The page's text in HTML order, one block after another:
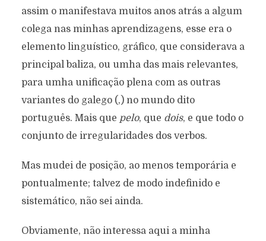
assim o manifestava muitos anos atrás a algum
colega nas minhas aprendizagens, esse era o
elemento linguístico, gráfico, que considerava a
principal baliza, ou umha das mais relevantes,
para umha unificação plena com as outras
variantes do galego (,) no mundo dito
português. Mais que pelo, que dois, e que todo o
conjunto de irregularidades dos verbos.
Mas mudei de posição, ao menos temporária e
pontualmente; talvez de modo indefinido e
sistemático, não sei ainda.
Obviamente, não interessa aqui a minha